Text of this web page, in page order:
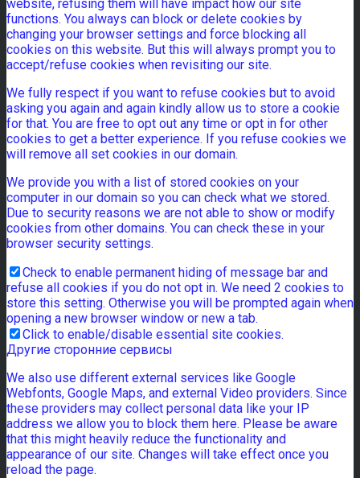
website, refusing them will have impact how our site
functions. You always can block or delete cookies by
changing your browser settings and force blocking all
cookies on this website. But this will always prompt you to
accept/refuse cookies when revisiting our site.
We fully respect if you want to refuse cookies but to avoid
asking you again and again kindly allow us to store a cookie
for that. You are free to opt out any time or opt in for other
cookies to get a better experience. If you refuse cookies we
will remove all set cookies in our domain.
We provide you with a list of stored cookies on your
computer in our domain so you can check what we stored.
Due to security reasons we are not able to show or modify
cookies from other domains. You can check these in your
browser security settings.
Check to enable permanent hiding of message bar and
refuse all cookies if you do not opt in. We need 2 cookies to
store this setting. Otherwise you will be prompted again when
opening a new browser window or new a tab.
Click to enable/disable essential site cookies.
Другие сторонние сервисы
We also use different external services like Google
Webfonts, Google Maps, and external Video providers. Since
these providers may collect personal data like your IP
address we allow you to block them here. Please be aware
that this might heavily reduce the functionality and
appearance of our site. Changes will take effect once you
reload the page.